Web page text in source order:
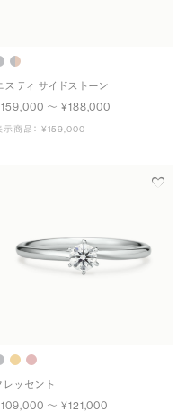
スティ サイドストーン
〜 ¥188,000
示商品： ¥159,000
レッセント
〜 ¥121,000